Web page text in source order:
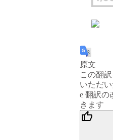
原文
この翻
いただ
e 翻訳の
きます